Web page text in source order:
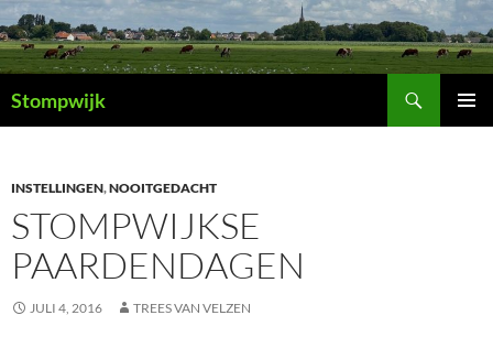
Ga
naar
de
inhoud
Stompwijk
INSTELLINGEN,NOOITGEDACHT
STOMPWIJKSE
PAARDENDAGEN
JULI 4, 2016 TREES VAN VELZEN